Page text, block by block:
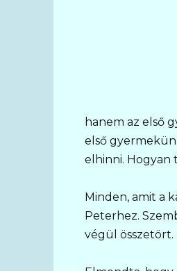
hanem az első
első
elhinni. Hogyan
Minden, amit a
Peterhez.
végül összetört.